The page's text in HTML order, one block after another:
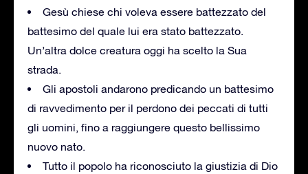
Gesù chiese chi voleva essere battezzato del
battesimo del quale lui era stato battezzato.
Un’altra dolce creatura oggi ha scelto la Sua
strada.
Gli apostoli andarono predicando un battesimo
di ravvedimento per il perdono dei peccati di tutti
gli uomini, fino a raggiungere questo bellissimo
nuovo nato.
Tutto il popolo ha riconosciuto la giustizia di Dio